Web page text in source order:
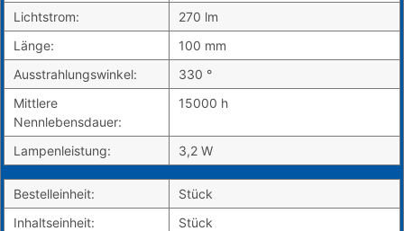
Lichtstrom:
270 lm
Länge:
100 mm
Ausstrahlungswinkel:
330 °
Mittlere
Nennlebensdauer:
15000 h
Lampenleistung: 3,2 W
Bestelleinheit:
Stück
Inhaltseinheit:
Stück